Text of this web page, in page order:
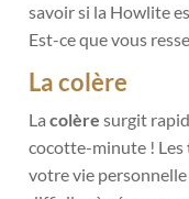
savoir si la Howlite
Est-ce que vous
La colère
La colère surgit
cocotte-minute ! Les
votre vie